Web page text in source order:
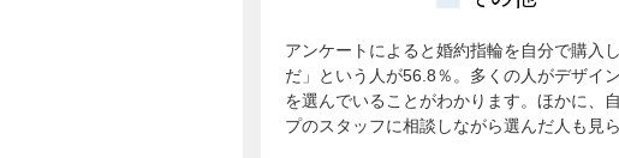
アンケートによると婚約指輪を自分で購入
だ」という人が56.8％。多くの人がデザイ
を選んでいることがわかります。ほかに、
プのスタッフに相談しながら選んだ人も見ら